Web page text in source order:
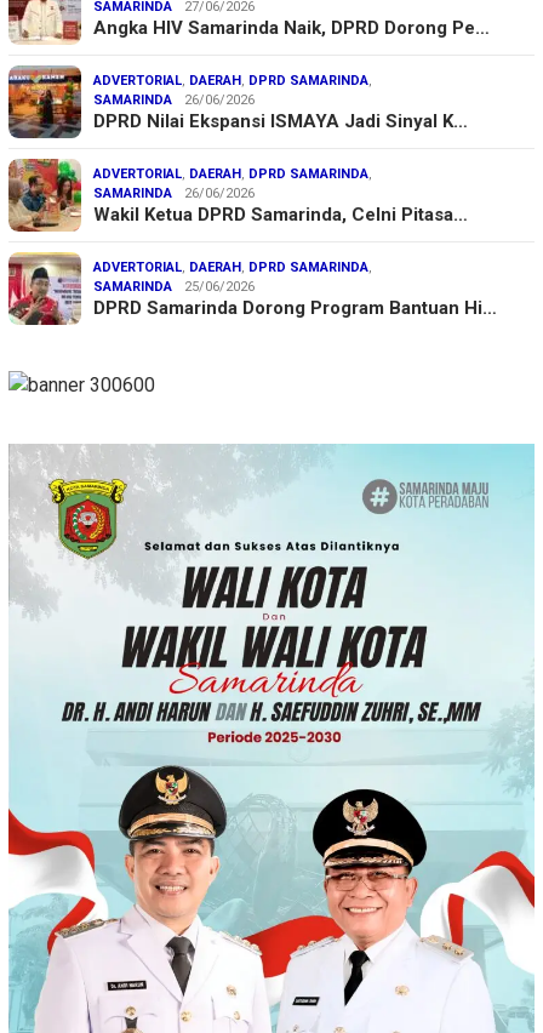
SAMARINDA
27/06/2026
Angka HIV Samarinda Naik, DPRD Dorong Pe…
ADVERTORIAL, DAERAH, DPRD SAMARINDA,
SAMARINDA
26/06/2026
DPRD Nilai Ekspansi ISMAYA Jadi Sinyal K…
ADVERTORIAL, DAERAH, DPRD SAMARINDA,
SAMARINDA
26/06/2026
Wakil Ketua DPRD Samarinda, Celni Pitasa…
ADVERTORIAL, DAERAH, DPRD SAMARINDA,
SAMARINDA
25/06/2026
DPRD Samarinda Dorong Program Bantuan Hi…